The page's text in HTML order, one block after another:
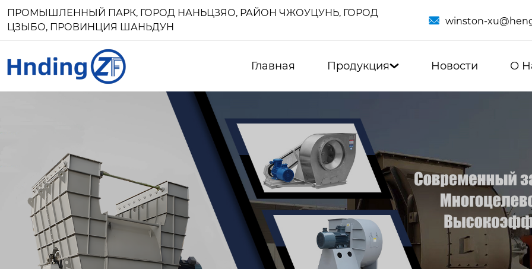
ПРОМЫШЛЕННЫЙ ПАРК, ГОРОД НАНЬЦЗЯО, РАЙОН ЧЖОУЦУНЬ, ГОРОД
ЦЗЫБО, ПРОВИНЦИЯ ШАНЬДУН
 winston-
Главная Продукция Новости О